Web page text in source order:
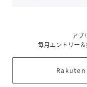
アプ
毎月エントリー＆
Rakuten